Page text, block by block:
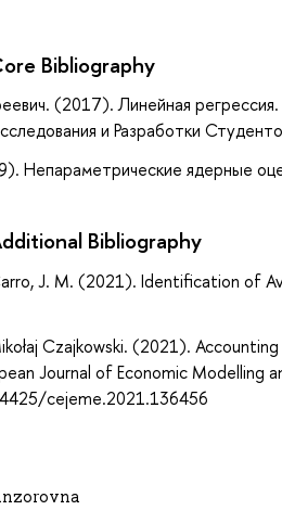
Bibliography
(2017). Линейная
и Разработки
Непараметрические ядерные
Bibliography
J. M. (2021). Identification of
Czajkowski. (2021).
Journal of Economic Modelling
cejeme.2021.136456